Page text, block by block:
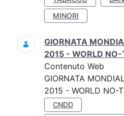
MINORI
GIORNATA
2015 - WORLD
Contenuto Web
GIORNATA
2015 - WORLD NO-
CNDD